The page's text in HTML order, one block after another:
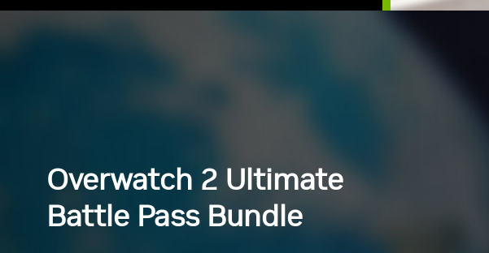
Overwatch 2 Ultimate
Battle Pass Bundle